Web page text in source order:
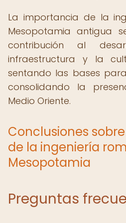
La importancia de la
Mesopotamia antigua
contribución al
infraestructura y la
sentando las bases
consolidando la
Medio Oriente.
Conclusiones
de la ingeniería
Mesopotamia
Preguntas